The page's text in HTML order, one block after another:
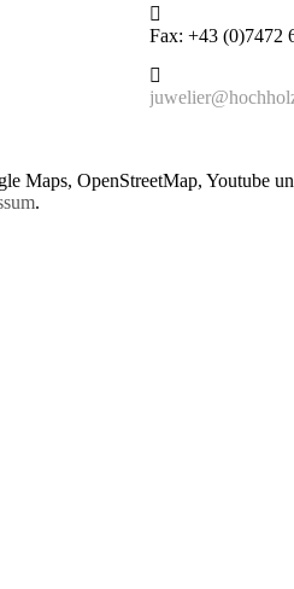
Fax: +43 (0)7472
Maps, OpenStreetMap, Youtube
.